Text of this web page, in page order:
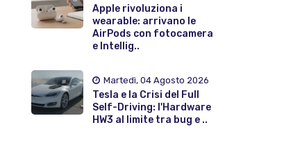
Apple rivoluziona i
wearable: arrivano le
AirPods con fotocamera
e Intellig..
Martedì, 04 Agosto 2026
Tesla e la Crisi del Full
Self-Driving: l'Hardware
HW3 al limite tra bug e ..